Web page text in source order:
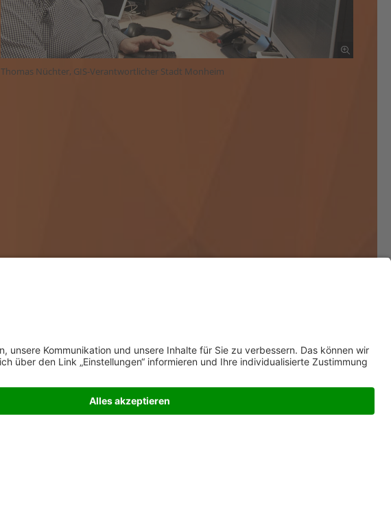
Thomas Nüchter, GIS-Verantwortlicher Stadt Monheim